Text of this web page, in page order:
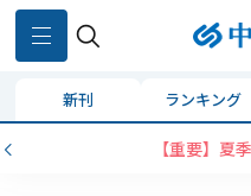
新刊 ランキング
【重要】夏